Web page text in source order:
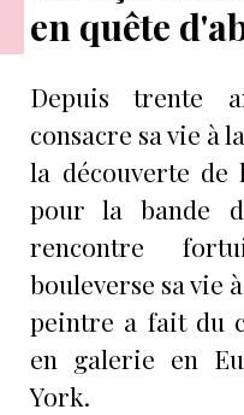
en quête
Depuis trente
consacre sa vie à
la découverte de
pour la bande
rencontre
bouleverse sa vie
peintre a fait du
en galerie en
York.